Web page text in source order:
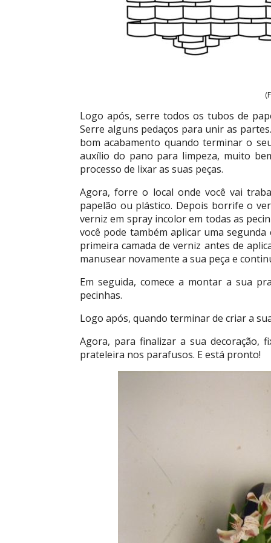
Logo após, serre todos os tubos de
Serre alguns pedaços para unir as
bom acabamento quando terminar o
auxílio do pano para limpeza, muito
processo de lixar as suas peças.
Agora, forre o local onde você vai
papelão ou plástico. Depois borrife o
verniz em spray incolor em todas as
você pode também aplicar uma
primeira camada de verniz antes de
manusear novamente a sua peça e
Em seguida, comece a montar a sua
pecinhas.
Logo após, quando terminar de criar a
Agora, para finalizar a sua decoração,
prateleira nos parafusos. E está pronto!